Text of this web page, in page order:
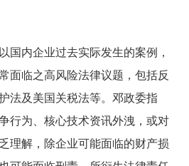
国内企业过去实际发生的案例，
面临之高风险法律议题，包括反
法及美国关税法等。邓政委指
行为、核心技术资讯外洩，或对
理解，除企业可能面临的财产损